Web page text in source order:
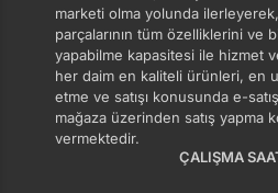
marketi olma yolunda
parçalarının tüm özelliklerini ve
yapabilme kapasitesi ile hizmet
her daim en kaliteli ürünleri, en
etme ve satışı konusunda e-
mağaza üzerinden satış yapma
vermektedir.
ÇALIŞMA